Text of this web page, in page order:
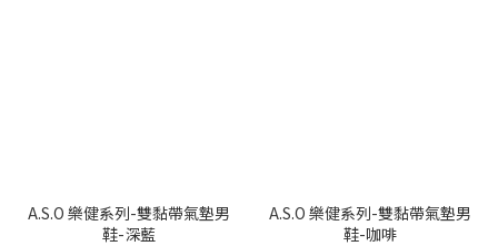
A.S.O 樂健系列-雙黏帶氣墊男
鞋-深藍
A.S.O 樂健系列-雙黏帶氣墊男
鞋-咖啡